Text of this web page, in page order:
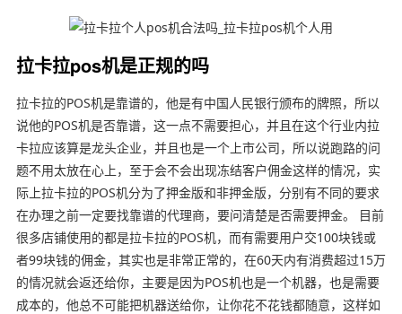
拉卡拉pos机是正规的吗
拉卡拉的POS机是靠谱的，他是有中国人民银行颁布的牌照，所以
说他的POS机是否靠谱，这一点不需要担心，并且在这个行业内拉
卡拉应该算是龙头企业，并且也是一个上市公司，所以说跑路的问
题不用太放在心上，至于会不会出现冻结客户佣金这样的情况，实
际上拉卡拉的POS机分为了押金版和非押金版，分别有不同的要求
在办理之前一定要找靠谱的代理商，要问清楚是否需要押金。 目前
很多店铺使用的都是拉卡拉的POS机，而有需要用户交100块钱或
者99块钱的佣金，其实也是非常正常的，在60天内有消费超过15万
的情况就会返还给你，主要是因为POS机也是一个机器，也是需要
成本的，他总不可能把机器送给你，让你花不花钱都随意，这样如